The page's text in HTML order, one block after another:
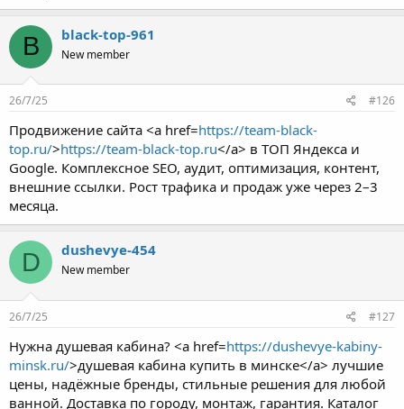
B black-top-961
New member
26/7/25 #126
Продвижение сайта <a href=https://team-black-
top.ru/>https://team-black-top.ru</a> в ТОП Яндекса и
Google. Комплексное SEO, аудит, оптимизация, контент,
внешние ссылки. Рост трафика и продаж уже через 2–3
месяца.
D dushevye-454
New member
26/7/25 #127
Нужна душевая кабина? <a href=https://dushevye-kabiny-
minsk.ru/>душевая кабина купить в минске</a> лучшие
цены, надёжные бренды, стильные решения для любой
ванной. Доставка по городу, монтаж, гарантия. Каталог